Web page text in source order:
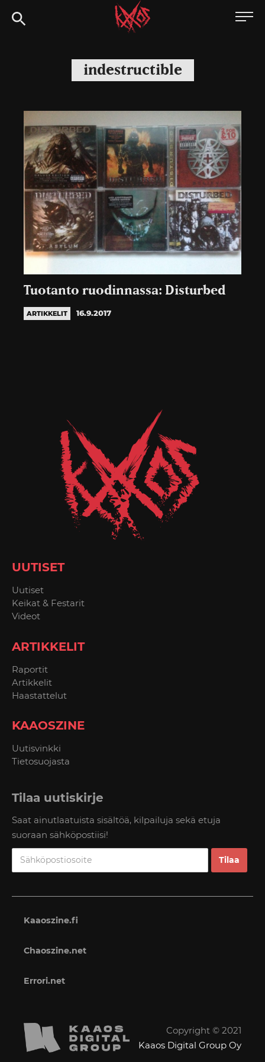
Siirry
suoraan
Kaaoszine
indestructible
Tuotanto ruodinnassa: Disturbed
ARTIKKELIT 16.9.2017
UUTISET
Uutiset
Keikat & Festarit
Videot
ARTIKKELIT
Raportit
Artikkelit
Haastattelut
KAAOSZINE
Uutisvinkki
Tietosuojasta
Tilaa uutiskirje
Saat ainutlaatuista sisältöä, kilpailuja sekä etuja
suoraan sähköpostiisi!
Kaaoszine.fi
Chaoszine.net
Errori.net
Copyright © 2021
Kaaos Digital Group Oy